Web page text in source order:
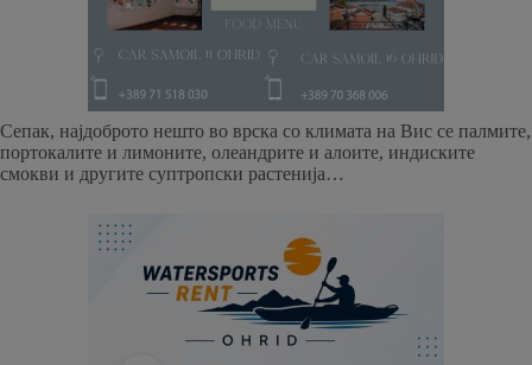
Сепак, најдоброто нешто во врска со климата на Вис се палмите,
портокалите и лимоните, олеандрите и алоите, индиските
смокви и другите суптропски растенија…